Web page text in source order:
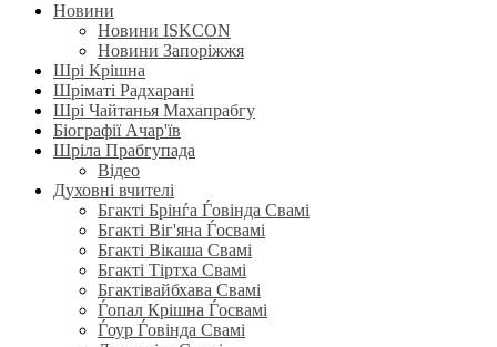
Новини
Новини ISKCON
Новини Запоріжжя
Шрі Крішна
Шріматі Радхарані
Шрі Чайтанья Махапрабгу
Біографії Ачар'їв
Шріла Прабгупада
Відео
Духовні вчителі
Бгакті Брінѓа Ѓовінда Свамі
Бгакті Віг'яна Ѓосвамі
Бгакті Вікаша Свамі
Бгакті Тіртха Свамі
Бгактівайбхава Свамі
Ѓопал Крішна Ѓосвамі
Ѓоур Ѓовінда Свамі